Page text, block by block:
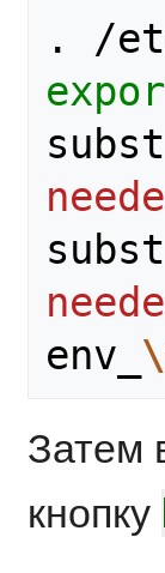
subst
subst
env_
Затем
кнопку